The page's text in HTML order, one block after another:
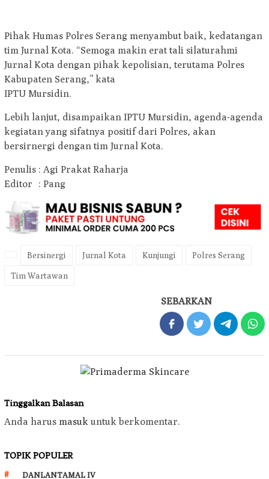
Pihak Humas Polres Serang menyambut baik, kedatangan
tim Jurnal Kota. “Semoga makin erat tali silaturahmi
Jurnal Kota dengan pihak kepolisian, terutama Polres
Kabupaten Serang,” kata
IPTU Mursidin.
Lebih lanjut, disampaikan IPTU Mursidin, agenda-agenda
kegiatan yang sifatnya positif dari Polres, akan
bersirnergi dengan tim Jurnal Kota.
Penulis : Agi Prakat Raharja
Editor : Pang
Bersinergi Jurnal Kota Kunjungi Polres Serang
Tim Wartawan
SEBARKAN
Tinggalkan Balasan
Anda harus masuk untuk berkomentar.
TOPIK POPULER
DANLANTAMAL IV